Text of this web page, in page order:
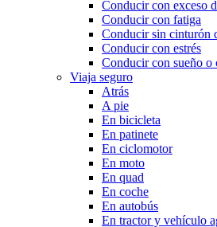
Conducir con exceso
Conducir con fatiga
Conducir sin cinturón
Conducir con estrés
Conducir con sueño o
Viaja seguro
Atrás
A pie
En bicicleta
En patinete
En ciclomotor
En moto
En quad
En coche
En autobús
En tractor y vehículo